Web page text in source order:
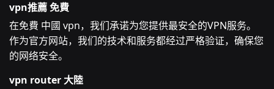
vpn推薦 免費
在免費 中國 vpn，我们承诺为您提供最安全的VPN服务。
作为官方网站，我们的技术和服务都经过严格验证，确保您
的网络安全。
vpn router 大陸